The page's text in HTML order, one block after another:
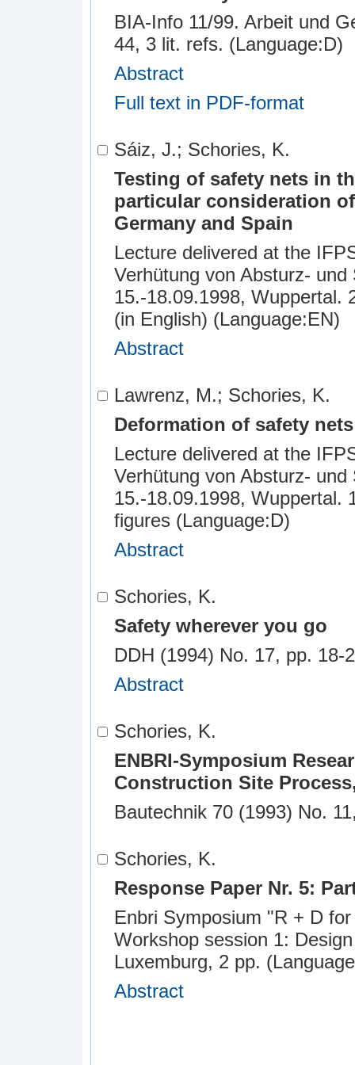
BIA-Info 11/99. Arbeit und
44, 3 lit. refs. (Language:D)
Abstract
Full text in PDF-format
Sáiz, J.; Schories, K.
Testing of safety nets in
particular consideration
Germany and Spain
Lecture delivered at the
Verhütung von Absturz-
15.-18.09.1998, Wuppertal.
(in English) (Language:EN)
Abstract
Lawrenz, M.; Schories, K.
Deformation of safety
Lecture delivered at the
Verhütung von Absturz-
15.-18.09.1998, Wuppertal.
figures (Language:D)
Abstract
Schories, K.
Safety wherever you go
DDH (1994) No. 17, pp. 18-
Abstract
Schories, K.
ENBRI-Symposium
Construction Site
Bautechnik 70 (1993) No.
Schories, K.
Response Paper Nr. 5:
Enbri Symposium "R + D
Workshop session 1:
Luxemburg, 2 pp.
Abstract